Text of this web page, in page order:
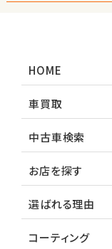
HOME
車買取
中古車検索
お店を探す
選ばれる理由
コーティング